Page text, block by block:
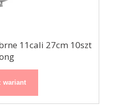
11cali 27cm 10szt
wariant